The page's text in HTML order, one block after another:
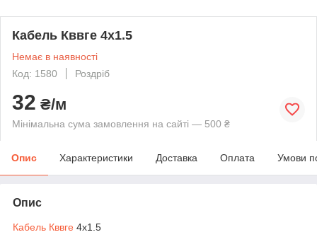
Кабель Кввге 4х1.5
Немає в наявності
Код: 1580
Роздріб
32 ₴/м
Мінімальна сума замовлення на сайті — 500 ₴
Опис Характеристики Доставка Оплата Умови
Опис
Кабель Кввге 4х1.5